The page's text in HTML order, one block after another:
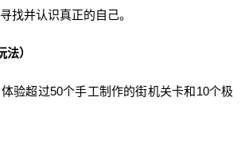
找并认识真正的自己。
）
超过50个手工制作的街机关卡和10个极